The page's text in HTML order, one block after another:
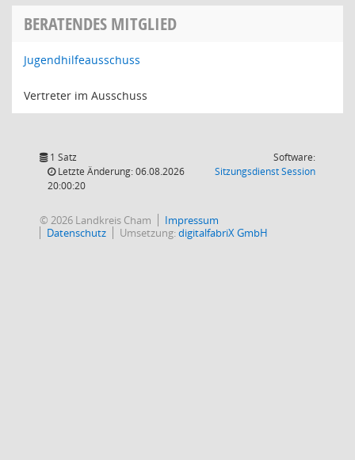
BERATENDES MITGLIED
Jugendhilfeausschuss
Vertreter im Ausschuss
1 Satz
Letzte Änderung: 06.08.2026
20:00:20
Software:
SitzungsdienstSession(Wird in
© 2026 Landkreis Cham
Impressum
Datenschutz
Umsetzung:digitalfabriX GmbH